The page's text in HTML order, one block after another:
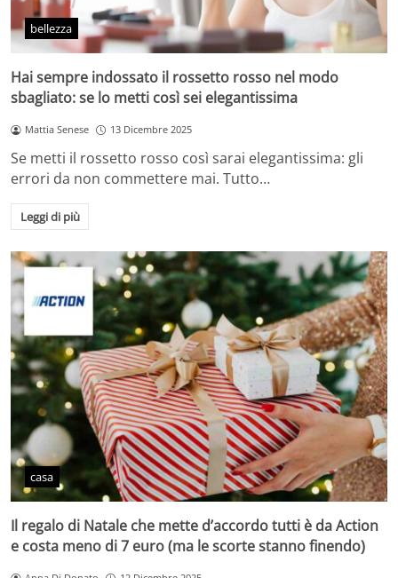
bellezza
Hai sempre indossato il rossetto rosso nel modo
sbagliato: se lo metti così sei elegantissima
Mattia Senese 13 Dicembre 2025
Se metti il rossetto rosso così sarai elegantissima: gli
errori da non commettere mai. Tutto…
Leggi di più
casa
Il regalo di Natale che mette d’accordo tutti è da Action
e costa meno di 7 euro (ma le scorte stanno finendo)